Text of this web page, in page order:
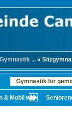
Gymnastik ... »
Gymnastik für
& Mobil werden